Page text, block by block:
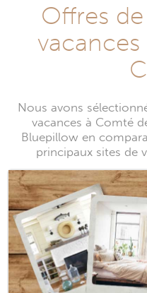
Offres
Nous avons
vacances à Comté
Bluepillow en
principaux sites de